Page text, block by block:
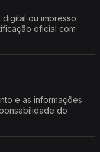
ou impresso
oficial com
e as informações
do